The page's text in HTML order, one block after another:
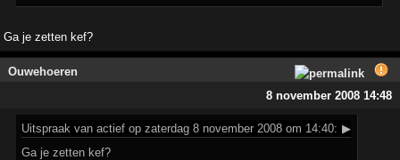
Ga je zetten kef?
Ouwehoeren
8 november 2008 14:48
Uitspraak van actief op zaterdag 8 november 2008 om 14:40: ▶
Ga je zetten kef?